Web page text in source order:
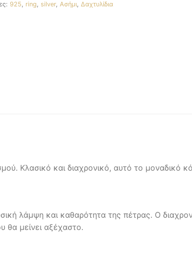
925, ring, silver, Ασήμι, Δαχτυλίδια
Κλασικό και διαχρονικό, αυτό το μοναδικό
λάμψη και καθαρότητα της πέτρας. Ο
θα μείνει αξέχαστο.